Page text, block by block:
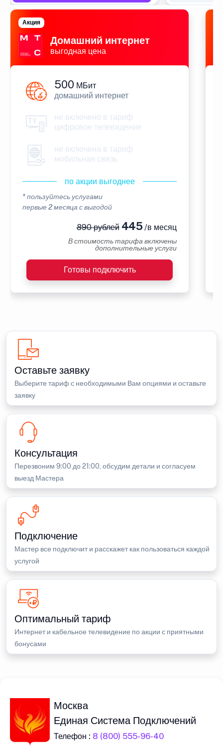
Домашний интернет
выгодная цена
Акция
500 МБит
домашний интернет
не включено в тариф
цифровое телевидение
не включена в тариф
мобильная связь
по акции выгоднее
* пользуйтесь услугами
первые 2 месяца с выгодой
890 рублей445 /в месяц
В стоимость тарифа включены
дополнительные услуги
Готовы подключить
Оставьте заявку
Выберите тариф с необходимыми Вам опциями и оставьте
заявку
Консультация
Перезвоним 9:00 до 21:00, обсудим детали и согласуем
выезд Мастера
Подключение
Мастер все подключит и расскажет как пользоваться каждой
услугой
Оптимальный тариф
Интернет и кабельное телевидение по акции с приятными
бонусами
Москва
Единая Система Подключений
Телефон : 8 (800) 555-96-40